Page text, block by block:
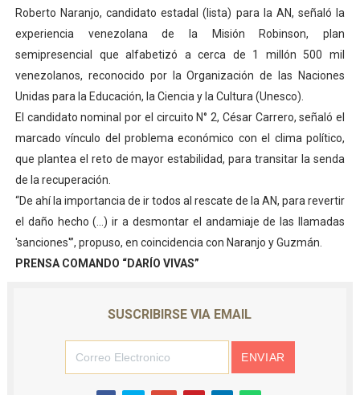
Roberto Naranjo, candidato estadal (lista) para la AN, señaló la
experiencia venezolana de la Misión Robinson, plan
semipresencial que alfabetizó a cerca de 1 millón 500 mil
venezolanos, reconocido por la Organización de las Naciones
Unidas para la Educación, la Ciencia y la Cultura (Unesco).
El candidato nominal por el circuito N° 2, César Carrero, señaló el
marcado vínculo del problema económico con el clima político,
que plantea el reto de mayor estabilidad, para transitar la senda
de la recuperación.
“De ahí la importancia de ir todos al rescate de la AN, para revertir
el daño hecho (...) ir a desmontar el andamiaje de las llamadas
'sanciones'”, propuso, en coincidencia con Naranjo y Guzmán.
PRENSA COMANDO “DARÍO VIVAS”
SUSCRIBIRSE VIA EMAIL